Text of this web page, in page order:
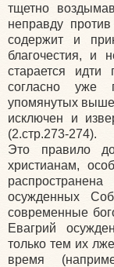
тщетно
неправду
содержит и
благочестия, и
старается
согласно уже
упомянутых
исключен и
(2.стр.273-274).
Это правило
христианам,
осужденных
современные
Евагрий
только тем их
время